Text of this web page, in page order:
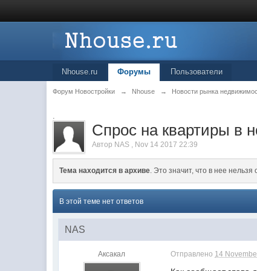
Nhouse.ru Форумы Пользователи
Форум Новостройки → Nhouse → Новости рынка
.
Спрос на квартиры в
Автор NAS , Nov 14 2017 22:39
Тема находится в архиве. Это значит, что в нее нельзя
В этой теме нет ответов
NAS
Аксакал Отправлено 14